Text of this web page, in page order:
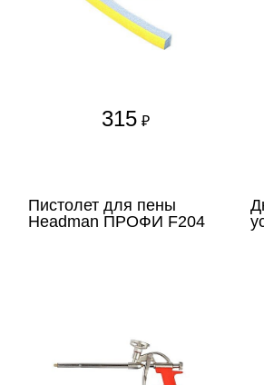
315 ₽
Пистолет для пены
Headman ПРОФИ F204